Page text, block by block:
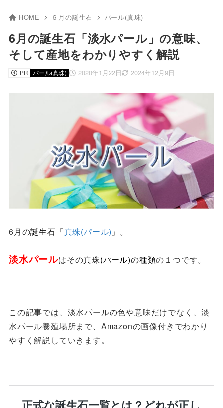
HOME ６月の誕生石 パール(真珠)
6月の誕生石「淡水パール」の意味、
そして産地をわかりやすく解説
PR 2020年1月22日 2024年12月9日
パール(真珠)
6月の誕生石 「真珠(パール) 」。
淡水パールはその真珠(パール)の種類の１つです。
この記事では、淡水パールの色や意味だけでなく、淡
水パール養殖場所まで、Amazonの画像付きでわかり
やすく解説していきます。